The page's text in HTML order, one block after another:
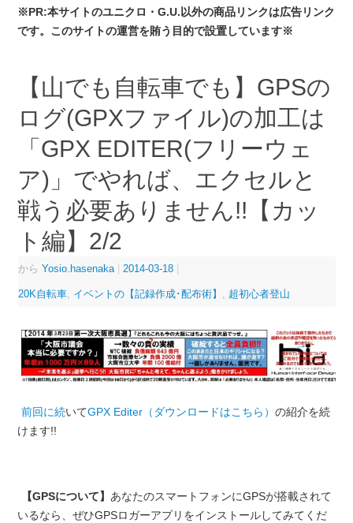
※PR:本サイトのユニクロ・G.U.以外の商品リンクは広告リンク
です。このサイトの運営を賄う目的で設置しています※
【山でも自転車でも】GPSの
ログ(GPXファイル)の加工は
「GPX EDITER(フリーウェ
ア)」でやれば、エクセルと
戦う必要ありません!!【カッ
ト編】2/2
から Yosio.hasenaka 2014-03-18
20K自転車, イベントの【記録作成･配布術】 超初心者登山
前回に続いてGPX Editer（ダウンロードはこちら） の紹介を続
けます!!
【GPSについて】 あなたのスマートフォンにGPSが搭載されて
いるなら、ぜひGPSロガーアプリをインストールしてみてくだ